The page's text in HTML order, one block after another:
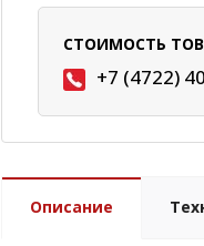
СТОИМОСТЬ
+7 (4722)
Описание